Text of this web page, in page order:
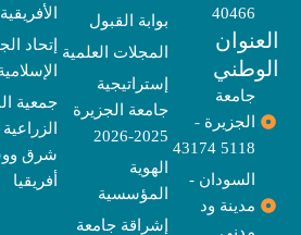
الجزيرة -
السودان -
مدينة ود
بوابة القبول
المجلات العلمية
إستراتيجية
جامعة الجزيرة
المؤسسية
إشراقة جامعة
الأفريقية
إتحاد الجامعات
الإسلامية
جمعية البحوث
الزراعية في
شرق ووسط